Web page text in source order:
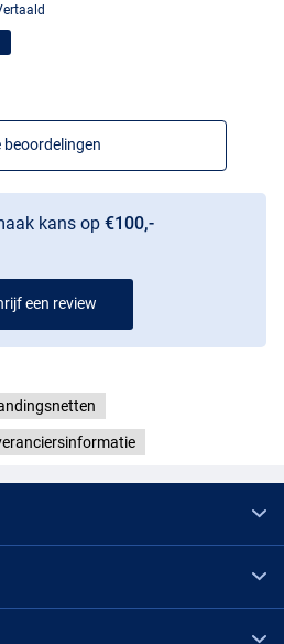
beoordelingen
kans op €100,-
een review